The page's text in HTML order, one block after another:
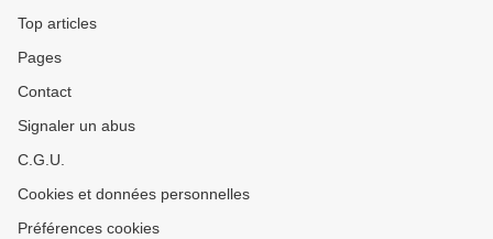
Top articles
Pages
Contact
Signaler un abus
C.G.U.
Cookies et données personnelles
Préférences cookies